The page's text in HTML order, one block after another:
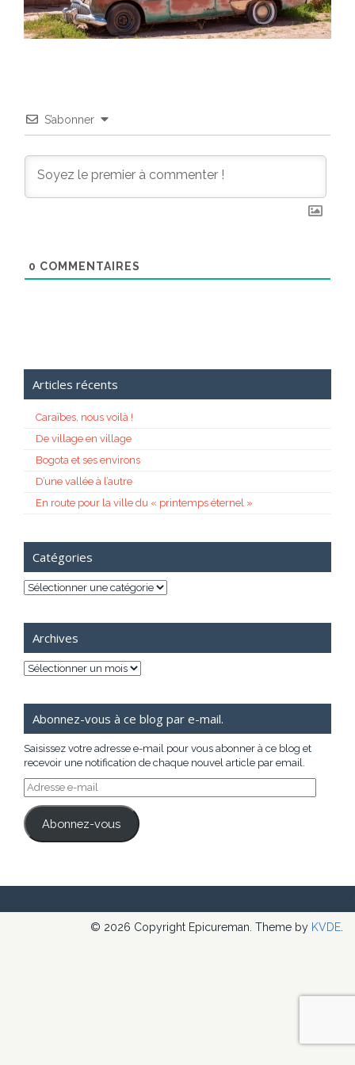
S’abonner
0 COMMENTAIRES
Articles récents
Caraïbes, nous voilà !
De village en village
Bogota et ses environs
D’une vallée à l’autre
En route pour la ville du « printemps éternel »
Catégories
Catégories
Archives
Archives
Abonnez-vous à ce blog par e-mail.
Saisissez votre adresse e-mail pour vous abonner à ce blog et
recevoir une notification de chaque nouvel article par email.
Adresse
e-
mail
Abonnez-vous
© 2026 Copyright Epicureman. Theme by KVDE.